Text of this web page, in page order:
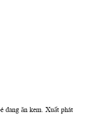
đang ăn kem. Xuất phát